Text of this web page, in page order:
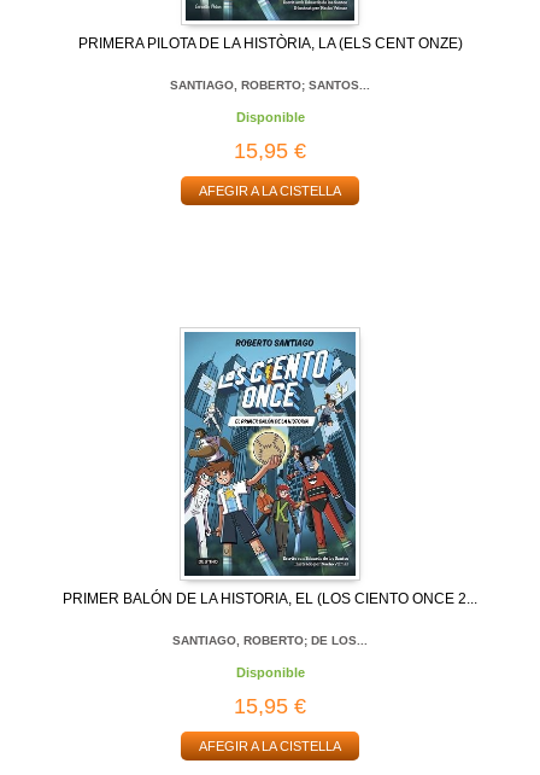
PRIMERA PILOTA DE LA HISTÒRIA, LA (ELS CENT ONZE)
SANTIAGO, ROBERTO; SANTOS...
Disponible
15,95 €
AFEGIR A LA CISTELLA
PRIMER BALÓN DE LA HISTORIA, EL (LOS CIENTO ONCE 2...
SANTIAGO, ROBERTO; DE LOS...
Disponible
15,95 €
AFEGIR A LA CISTELLA